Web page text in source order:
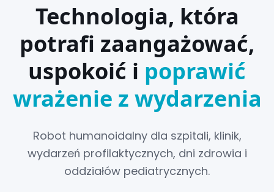
Technologia, która
potrafi zaangażować,
uspokoić i poprawić
wrażenie z wydarzenia
Robot humanoidalny dla szpitali, klinik,
wydarzeń profilaktycznych, dni zdrowia i
oddziałów pediatrycznych.